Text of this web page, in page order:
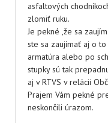
asfaltových
zlomiť ruku.
Je pekné ,že sa
ste sa zaujímať aj o
armatúra alebo po
stupky sú tak
aj v RTVS v relácii
Prajem Vám pekné
neskončili úrazom.